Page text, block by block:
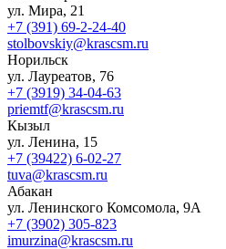
ул. Мира, 21
+7 (391) 69-2-24-40
stolbovskiy@krascsm.ru
Норильск
ул. Лауреатов, 76
+7 (3919) 34-04-63
priemtf@krascsm.ru
Кызыл
ул. Ленина, 15
+7 (39422) 6-02-27
tuva@krascsm.ru
Абакан
ул. Ленинского Комсомола, 9А
+7 (3902) 305-823
imurzina@krascsm.ru